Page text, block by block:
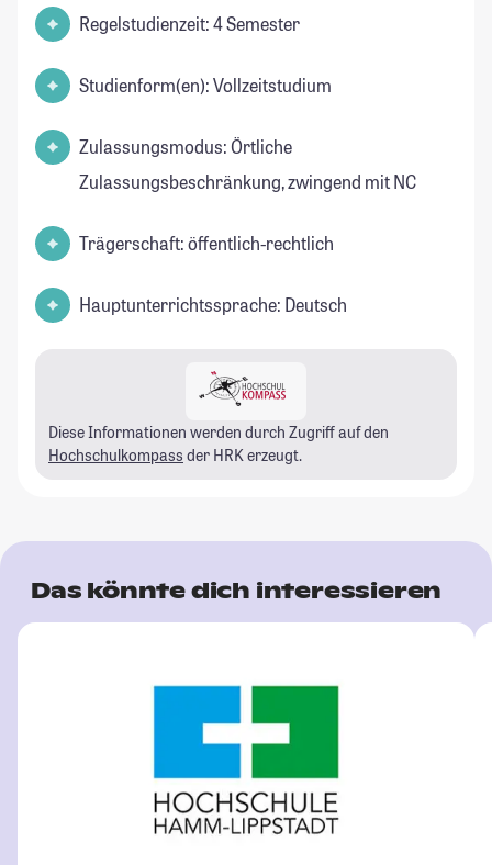
Regelstudienzeit: 4 Semester
Studienform(en): Vollzeitstudium
Zulassungsmodus: Örtliche
Zulassungsbeschränkung, zwingend mit NC
Trägerschaft: öffentlich-rechtlich
Hauptunterrichtssprache: Deutsch
Diese Informationen werden durch Zugriff auf den
Hochschulkompass der HRK erzeugt.
Das könnte dich interessieren